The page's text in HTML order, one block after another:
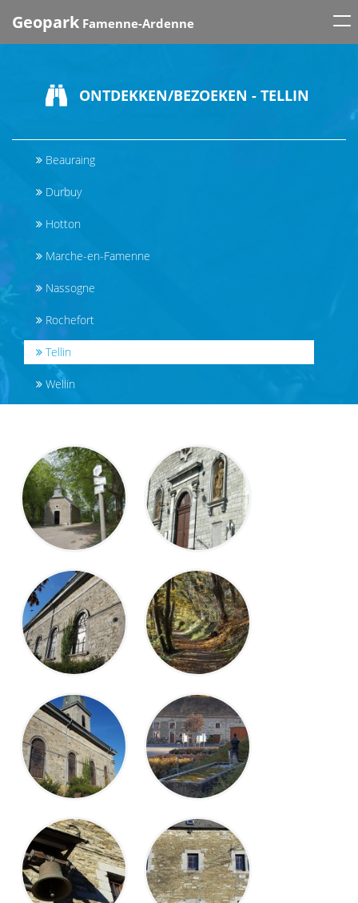
Geopark Famenne-Ardenne
ONTDEKKEN/BEZOEKEN - TELLIN
Beauraing
Durbuy
Hotton
Marche-en-Famenne
Nassogne
Rochefort
Tellin
Wellin